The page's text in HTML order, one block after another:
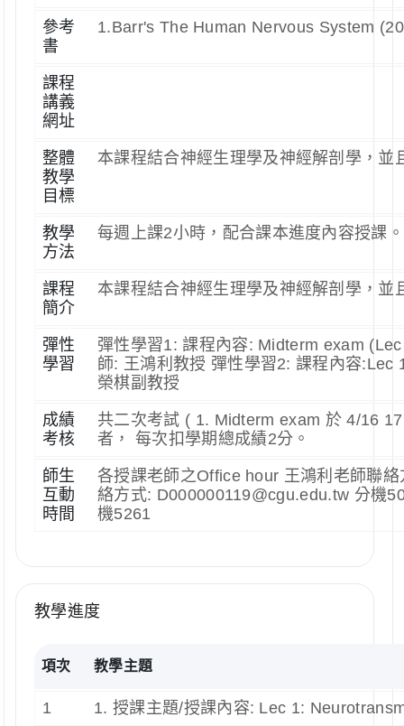
參考
書
1.Barr's The Human Nervous System
課程
講義
網址
整體
教學
目標
本課程結合神經生理學及神經解剖學，
教學
方法
每週上課2小時，配合課本進度內容授課。
課程
簡介
本課程結合神經生理學及神經解剖學，
彈性
學習
彈性學習1: 課程內容: Midterm exam
師: 王鴻利教授 彈性學習2: 課程內容
榮棋副教授
成績
考核
共二次考試 ( 1. Midterm exam 於 4/16
者， 每次扣學期總成績2分。
師生
互動
時間
各授課老師之Office hour 王鴻利老師聯
絡方式: D000000119@cgu.edu.tw 分機
機5261
教學進度
項次 教學主題
1 1. 授課主題/授課內容: Lec 1: